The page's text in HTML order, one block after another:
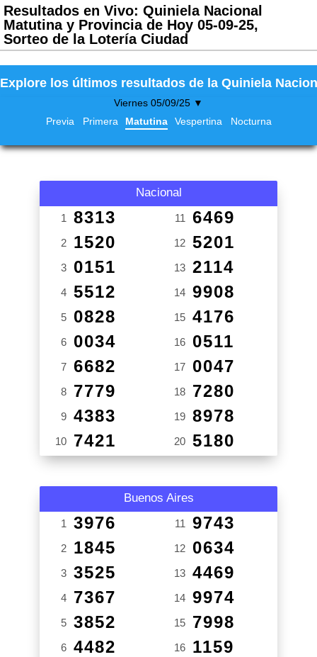
Resultados en Vivo: Quiniela Nacional
Matutina y Provincia de Hoy 05-09-25,
Sorteo de la Lotería Ciudad
Explore los últimos resultados de la Quiniela
Viernes 05/09/25 ▼
Previa
Primera Matutina Vespertina Nocturna
Nacional
1 8313
2 1520
3 0151
4 5512
5 0828
6 0034
7 6682
8 7779
9 4383
10 7421
11 6469
12 5201
13 2114
14 9908
15 4176
16 0511
17 0047
18 7280
19 8978
20 5180
Buenos Aires
1 3976
2 1845
3 3525
4 7367
5 3852
6 4482
11 9743
12 0634
13 4469
14 9974
15 7998
16 1159